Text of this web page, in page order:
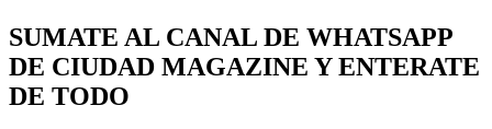
SUMATE AL CANAL DE WHATSAPP
DE CIUDAD MAGAZINE Y ENTERATE
DE TODO